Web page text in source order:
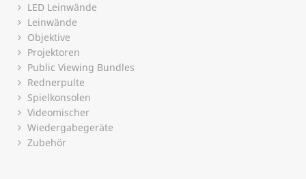
LED Leinwände
Leinwände
Objektive
Projektoren
Public Viewing Bundles
Rednerpulte
Spielkonsolen
Videomischer
Wiedergabegeräte
Zubehör